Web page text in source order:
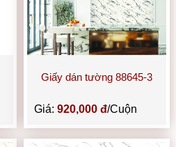
Giấy dán tường 88645-3
Giá: 920,000 đ/Cuộn